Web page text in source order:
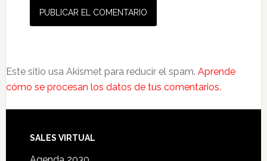
Este sitio usa Akismet para reducir el spam. Aprende
cómo se procesan los datos de tus comentarios.
SALES VIRTUAL